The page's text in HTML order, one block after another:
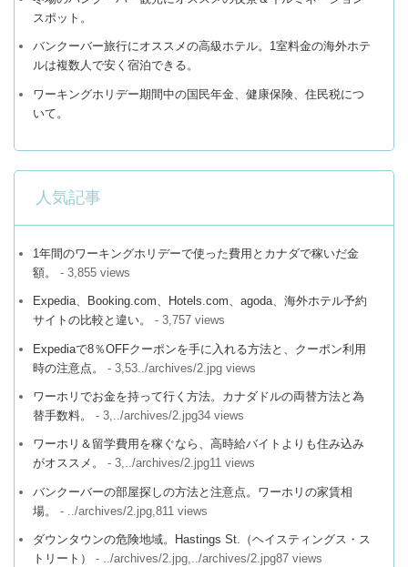
スポット。
バンクーバー旅行にオススメの高級ホテル。1室料金の海外ホテ
ルは複数人で安く宿泊できる。
ワーキングホリデー期間中の国民年金、健康保険、住民税につ
いて。
人気記事
1年間のワーキングホリデーで使った費用とカナダで稼いだ金
額。
- 3,855 views
Expedia、Booking.com、Hotels.com、agoda、海外ホテル予約
サイトの比較と違い。
- 3,757 views
Expediaで8％OFFクーポンを手に入れる方法と、クーポン利用
時の注意点。
- 3,53../archives/2.jpg views
ワーホリでお金を持って行く方法。カナダドルの両替方法と為
替手数料。
- 3,../archives/2.jpg34 views
ワーホリ＆留学費用を稼ぐなら、高時給バイトよりも住み込み
がオススメ。
- 3,../archives/2.jpg11 views
バンクーバーの部屋探しの方法と注意点。ワーホリの家賃相
場。
- ../archives/2.jpg,811 views
ダウンタウンの危険地域。Hastings St.（ヘイスティングス・ス
トリート）
- ../archives/2.jpg,../archives/2.jpg87 views